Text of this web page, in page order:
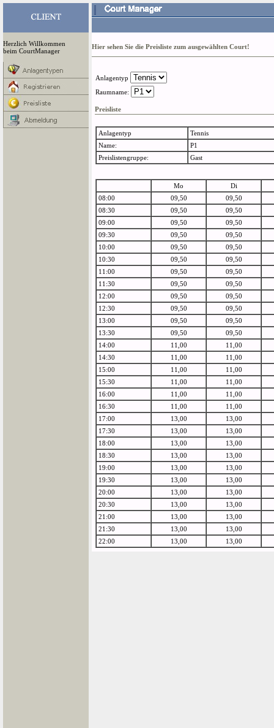
Herzlich Willkommen
beim CourtManager
Hier sehen Sie die Preisliste zum ausgewählten Court!
Anlagentyp
Raumname:
Preisliste
Anlagentyp
Tennis
Name:
P1
Preislistengruppe:
Gast
Mo
Di
08:00
09,50
09,50
08:30
09,50
09,50
09:00
09,50
09,50
09:30
09,50
09,50
10:00
09,50
09,50
10:30
09,50
09,50
11:00
09,50
09,50
11:30
09,50
09,50
12:00
09,50
09,50
12:30
09,50
09,50
13:00
09,50
09,50
13:30
09,50
09,50
14:00
11,00
11,00
14:30
11,00
11,00
15:00
11,00
11,00
15:30
11,00
11,00
16:00
11,00
11,00
16:30
11,00
11,00
17:00
13,00
13,00
17:30
13,00
13,00
18:00
13,00
13,00
18:30
13,00
13,00
19:00
13,00
13,00
19:30
13,00
13,00
20:00
13,00
13,00
20:30
13,00
13,00
21:00
13,00
13,00
21:30
13,00
13,00
22:00
13,00 13,00